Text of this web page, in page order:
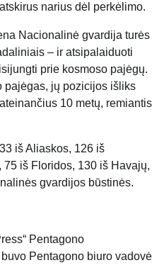
narius dėl perkėlimo.
Nacionalinė gvardija turės
– ir atsipalaiduoti
prie kosmoso pajėgų.
pajėgas, jų pozicijos išliks
10 metų, remiantis
iš Aliaskos, 126 iš
iš Floridos, 130 iš Havajų,
gvardijos būstinės.
Pentagono
Pentagono biuro vadovė